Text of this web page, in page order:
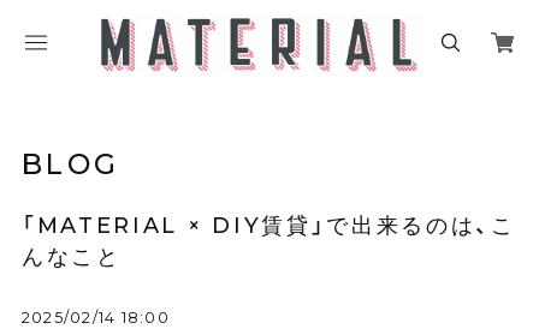
BLOG
「MATERIAL × DIY賃貸」で出来るのは、こ
んなこと
2025/02/14 18:00